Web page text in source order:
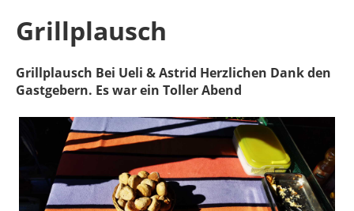
Grillplausch
Grillplausch Bei Ueli & Astrid Herzlichen Dank den
Gastgebern. Es war ein Toller Abend